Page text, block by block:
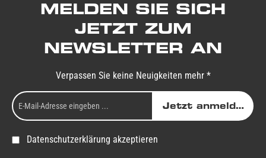
MELDEN SIE SICH
JETZT ZUM
NEWSLETTER AN
Verpassen Sie keine Neuigkeiten mehr *
Jetzt anmelden
Datenschutzerklärung akzeptieren